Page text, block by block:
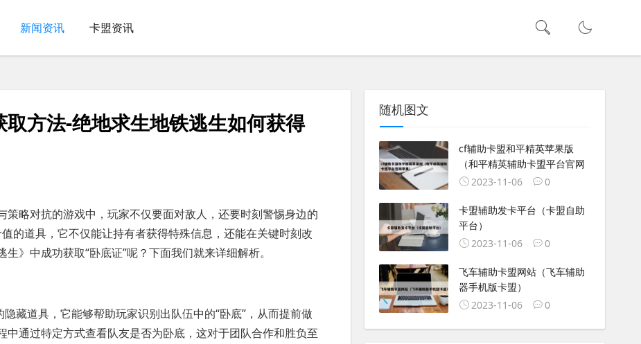
新闻资讯 卡盟资讯
方法-绝地求生地铁逃生如何获得
略对抗的游戏中，玩家不仅要面对敌人，还要时刻警惕身边的
的道具，它不仅能让持有者获得特殊信息，还能在关键时刻改
》中成功获取“卧底证”呢？下面我们就来详细解析。
藏道具，它能够帮助玩家识别出队伍中的“卧底”，从而提前做
通过特定方式查看队友是否为卧底，这对于团队合作和胜负至
随机图文
cf辅助卡盟和平精英苹果版
（和平精英辅助卡盟平台官网
2023-11-06
0
卡盟辅助发卡平台（卡盟自助
平台）
2023-11-06
0
飞车辅助卡盟网站（飞车辅助
器手机版卡盟）
2023-11-06
0